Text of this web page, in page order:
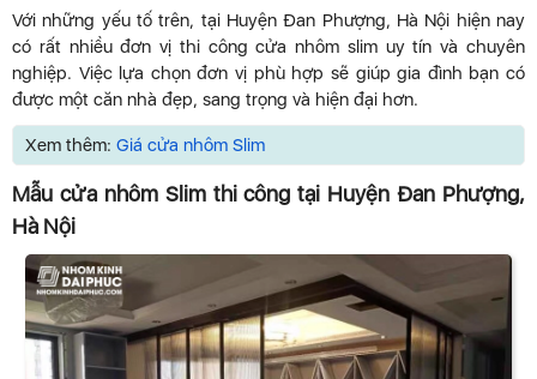
Với những yếu tố trên, tại Huyện Đan Phượng, Hà Nội hiện nay
có rất nhiều đơn vị thi công cửa nhôm slim uy tín và chuyên
nghiệp. Việc lựa chọn đơn vị phù hợp sẽ giúp gia đình bạn có
được một căn nhà đẹp, sang trọng và hiện đại hơn.
Xem thêm: Giá cửa nhôm Slim
Mẫu cửa nhôm Slim thi công tại Huyện Đan Phượng,
Hà Nội